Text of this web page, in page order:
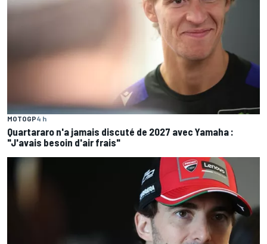
MOTOGP4 h
Quartararo n'a jamais discuté de 2027 avec Yamaha :
"J'avais besoin d'air frais"